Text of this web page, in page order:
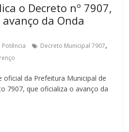
o Decreto nº 7907,
da Onda
Potência Decreto Municipal 7907,
oficial da Prefeitura Municipal de
7907, que oficializa o avanço da